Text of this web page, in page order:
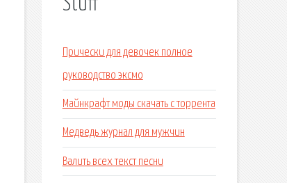
Stuff
Прически для девочек полное
руководство эксмо
Майнкрафт моды скачать с торрента
Медведь журнал для мужчин
Валить всех текст песни